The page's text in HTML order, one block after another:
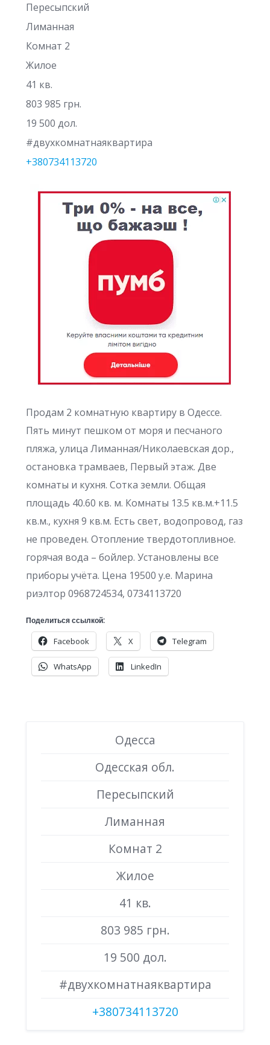
Пересыпский
Лиманная
Комнат 2
Жилое
41 кв.
803 985 грн.
19 500 дол.
#двухкомнатнаяквартира
+380734113720
Продам 2 комнатную квартиру в Одессе.
Пять минут пешком от моря и песчаного
пляжа, улица Лиманная/Николаевская дор.,
остановка трамваев, Первый этаж. Две
комнаты и кухня. Сотка земли. Общая
площадь 40.60 кв. м. Комнаты 13.5 кв.м.+11.5
кв.м., кухня 9 кв.м. Есть свет, водопровод, газ
не проведен. Отопление твердотопливное.
горячая вода – бойлер. Установлены все
приборы учёта. Цена 19500 у.е. Марина
риэлтор 0968724534, 0734113720
Поделиться ссылкой:
Facebook X Telegram
WhatsApp LinkedIn
Одесса
Одесская обл.
Пересыпский
Лиманная
Комнат 2
Жилое
41 кв.
803 985 грн.
19 500 дол.
#двухкомнатнаяквартира
+380734113720